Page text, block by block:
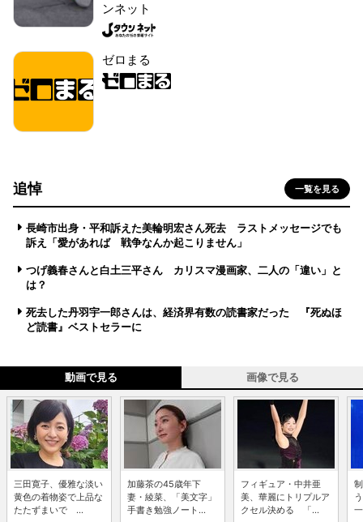
ンネット
ゼロまる
追悼 一覧を見る
長崎市出身・平和訴えた美輪明宏さん死去 ラストメッセージでも
訴え「愛があれば 戦争なんか起こりません」
つげ義春さんと白土三平さん カリスマ漫画家、二人の「違い」と
は？
死去した丹羽宇一郎さんは、経済界有数の読書家だった 『死ぬほ
ど読書』ベストセラーに
動画で見る 画像で見る
三田寛子、優雅な淡い
黄色の着物姿で上品な
たたずまいで ...
加藤茶の45歳年下
妻・綾菜、「美文字」
手書き勉強ノート...
フィギュア・中井亜
美、華麗にトリプルア
クセル決める 「...